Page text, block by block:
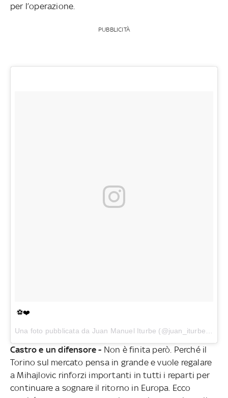
per l’operazione.
PUBBLICITÀ
⚽️❤️️
Una foto pubblicata da Juan Manuel Iturbe (@juan_iturbe93) in data:
Castro e un difensore - Non è finita però. Perché il
Torino sul mercato pensa in grande e vuole regalare
a Mihajlovic rinforzi importanti in tutti i reparti per
continuare a sognare il ritorno in Europa. Ecco